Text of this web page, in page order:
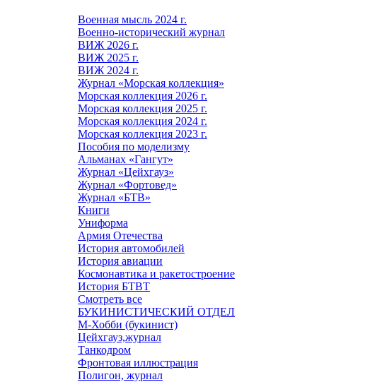
Военная мысль 2024 г.
Военно-исторический журнал
ВИЖ 2026 г.
ВИЖ 2025 г.
ВИЖ 2024 г.
Журнал «Морская коллекция»
Морская коллекция 2026 г.
Морская коллекция 2025 г.
Морская коллекция 2024 г.
Морская коллекция 2023 г.
Пособия по моделизму
Альманах «Гангут»
Журнал «Цейхгауз»
Журнал «Фортовед»
Журнал «БТВ»
Книги
Униформа
Армия Отечества
История автомобилей
История авиации
Космонавтика и ракетостроение
История БТВТ
Смотреть все
БУКИНИСТИЧЕСКИЙ ОТДЕЛ
М-Хобби (букинист)
Цейхгауз,журнал
Танкодром
Фронтовая иллюстрация
Полигон, журнал